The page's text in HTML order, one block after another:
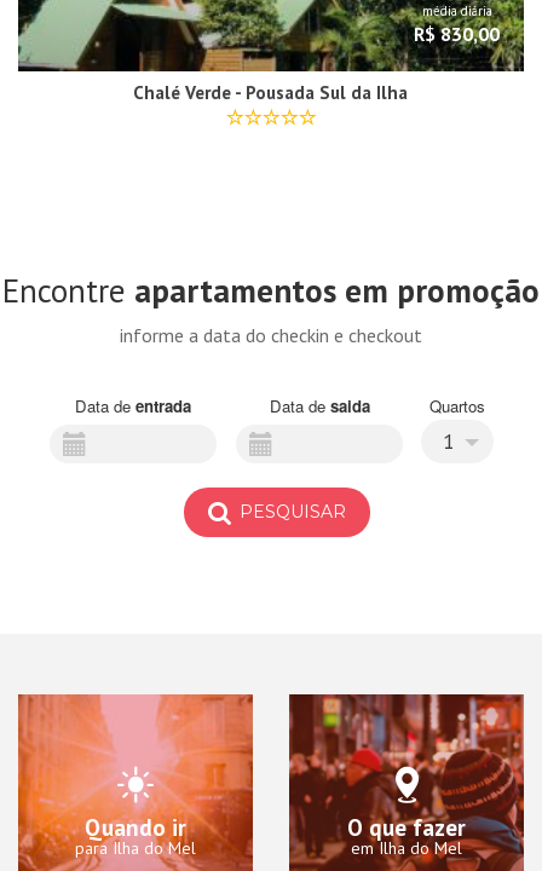
média diária
R$ 830,00
Chalé Verde - Pousada Sul da Ilha
Encontre apartamentos em promoção
informe a data do checkin e checkout
Data de entrada Data de saida Quartos
1
PESQUISAR
Quando ir
para Ilha do Mel
O que fazer
em Ilha do Mel